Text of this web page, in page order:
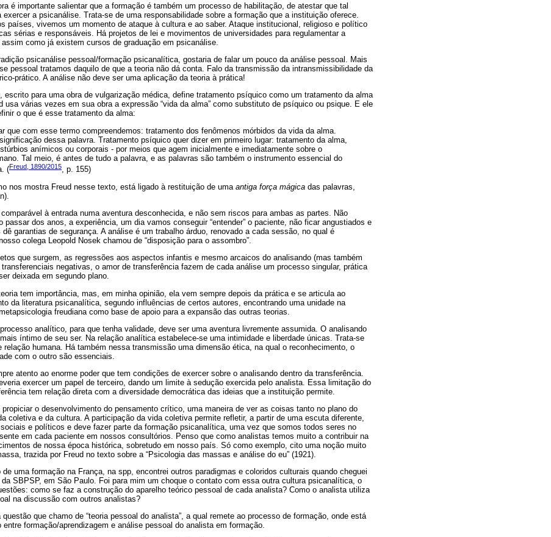
é importante salientar que a formação é também um processo de habilitação, de atestar que tal
a psicanálise. Trata-se de uma responsabilidade sobre a formação que a instituição oferece.
países, vivemos um momento de ataque à cultura e ao saber. Ataque institucional, religioso e político
sérias e responsáveis. Há projetos de lei e movimentos de universidades para regulamentar a
como já existem cursos de graduação em psicanálise.
psicanálise pessoal/formação psicanalítica, gostaria de falar um pouco da análise pessoal. Mais
pessoal tratamos daquilo de que a teoria não dá conta. Falo da transmissão da intransmissibilidade da
prático. A análise não deve ser uma aplicação da teoria à prática!
escrito para uma obra de vulgarização médica, define tratamento psíquico como um tratamento da alma
usa várias vezes em sua obra a expressão “vida da alma” como substituto de psíquico ou psique. E ele
o que é esse tratamento da alma:
que com esse termo compreendemos: tratamento dos fenômenos mórbidos da vida da alma.
dessa palavra. Tratamento psíquico quer dizer em primeiro lugar: tratamento da alma,
anímicos ou corporais - por meios que agem inicialmente e imediatamente sobre o
Tal meio, é antes de tudo a palavra, e as palavras são também o instrumento essencial do
(Freud, 1890/2015, p. 155)
nos mostra Freud nesse texto, está ligado à restituição de uma antiga força mágica das palavras,
à entrada numa aventura desconhecida, e não sem riscos para ambas as partes. Não
passar dos anos, a experiência, um dia vamos conseguir “entender” o paciente, não ficar angustiados e
garantias de segurança. A análise é um trabalho árduo, renovado a cada sessão, no qual é
colega Leopold Nosek chamou de “disposição para o assombro”.
que surgem, as regressões aos aspectos infantis e mesmo arcaicos do analisando (mas também
negativas, o amor de transferência fazem de cada análise um processo singular, prática
deixada em segundo plano.
tem importância, mas, em minha opinião, ela vem sempre depois da prática e se articula ao
da literatura psicanalítica, segundo influências de certos autores, encontrando uma unidade na
freudiana como base de apoio para a expansão das outras teorias.
analítico, para que tenha validade, deve ser uma aventura livremente assumida. O analisando
íntimo de seu ser. Na relação analítica estabelece-se uma intimidade e liberdade únicas. Trata-se
relação humana. Há também nessa transmissão uma dimensão ética, na qual o reconhecimento, o
com o outro são essenciais.
atento ao enorme poder que tem condições de exercer sobre o analisando dentro da transferência.
exercer um papel de terceiro, dando um limite à sedução exercida pelo analista. Essa limitação do
tem relação direta com a diversidade democrática das ideias que a instituição permite.
o desenvolvimento do pensamento crítico, uma maneira de ver as coisas tanto no plano do
coletiva e da cultura. A participação da vida coletiva permite refletir, a partir de uma escuta diferente,
e políticos e deve fazer parte da formação psicanalítica, uma vez que somos todos seres no
em cada paciente em nossos consultórios. Penso que como analistas temos muito a contribuir na
de nossa época histórica, sobretudo em nosso país. Só como exemplo, cito uma noção muito
trazida por Freud no texto sobre a “Psicologia das massas e análise do eu” (1921).
uma formação na França, na spp, encontrei outros paradigmas e coloridos culturais quando cheguei
SBPSP, em São Paulo. Foi para mim um choque o contato com essa outra cultura psicanalítica, o
como se faz a construção do aparelho teórico pessoal de cada analista? Como o analista utiliza
na discussão com outros analistas?
questão que chamo de “teoria pessoal do analista”, a qual remete ao processo de formação, onde está
formação/aprendizagem e análise pessoal do analista em formação.